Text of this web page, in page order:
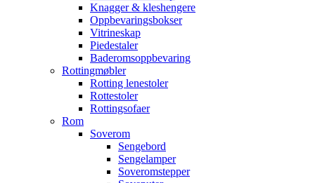
Knagger & kleshengere
Oppbevaringsbokser
Vitrineskap
Piedestaler
Baderomsoppbevaring
Rottingmøbler
Rotting lenestoler
Rottestoler
Rottingsofaer
Rom
Soverom
Sengebord
Sengelamper
Soveromstepper